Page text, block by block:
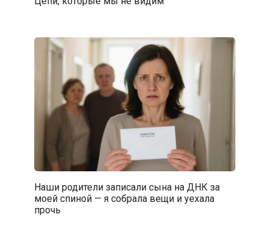
Наши родители записали сына на ДНК за
моей спиной — я собрала вещи и уехала
прочь